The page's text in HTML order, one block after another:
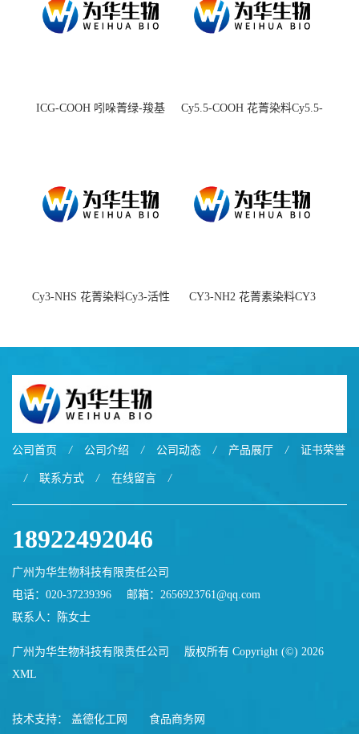
ICG-COOH 吲哚菁绿-羧基
Cy5.5-COOH 花菁染料Cy5.5-
Cy3-NHS 花菁染料Cy3-活性
CY3-NH2 花菁素染料CY3
公司首页 / 公司介绍 / 公司动态 / 产品展厅 / 证书荣誉
/ 联系方式 / 在线留言 /
18922492046
广州为华生物科技有限责任公司
电话：020-37239396
邮箱： 2656923761@qq.com
联系人：陈女士
广州为华生物科技有限责任公司
版权所有 Copyright (©) 2026
XML
技术支持： 盖德化工网 食品商务网